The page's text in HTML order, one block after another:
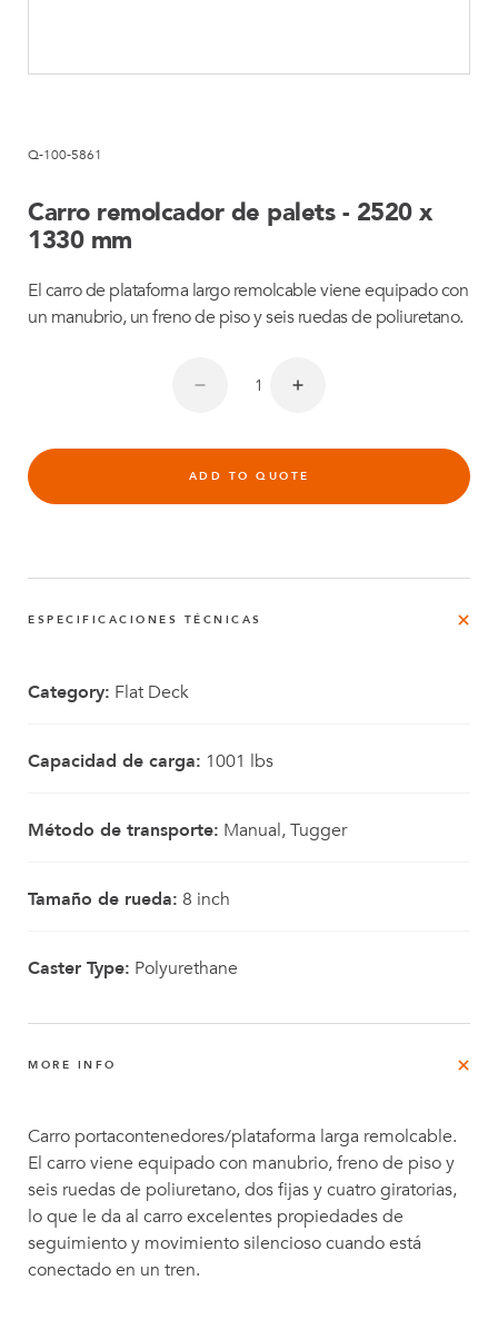
Q-100-5861
Carro remolcador de palets - 2520 x
1330 mm
El carro de plataforma largo remolcable viene equipado con
un manubrio, un freno de piso y seis ruedas de poliuretano.
ADD TO QUOTE
ESPECIFICACIONES TÉCNICAS
Category: Flat Deck
Capacidad de carga: 1001 lbs
Método de transporte: Manual, Tugger
Tamaño de rueda: 8 inch
Caster Type: Polyurethane
MORE INFO
Carro portacontenedores/plataforma larga remolcable.
El carro viene equipado con manubrio, freno de piso y
seis ruedas de poliuretano, dos fijas y cuatro giratorias,
lo que le da al carro excelentes propiedades de
seguimiento y movimiento silencioso cuando está
conectado en un tren.